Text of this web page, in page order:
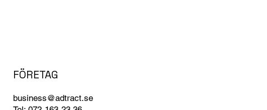
FÖRETAG
business@adtract.se